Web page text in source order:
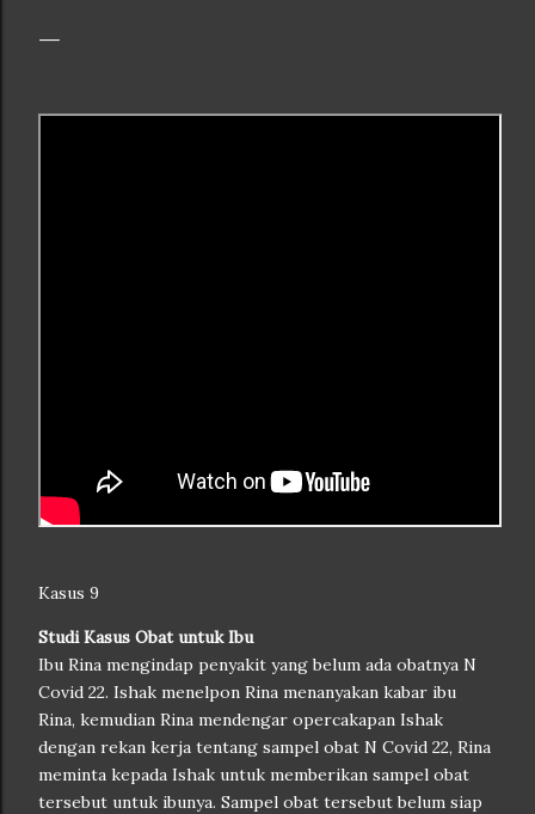
Kasus 9
Studi Kasus Obat untuk Ibu
Ibu Rina mengindap penyakit yang belum ada obatnya N
Covid 22. Ishak menelpon Rina menanyakan kabar ibu
Rina, kemudian Rina mendengar opercakapan Ishak
dengan rekan kerja tentang sampel obat N Covid 22, Rina
meminta kepada Ishak untuk memberikan sampel obat
tersebut untuk ibunya. Sampel obat tersebut belum siap